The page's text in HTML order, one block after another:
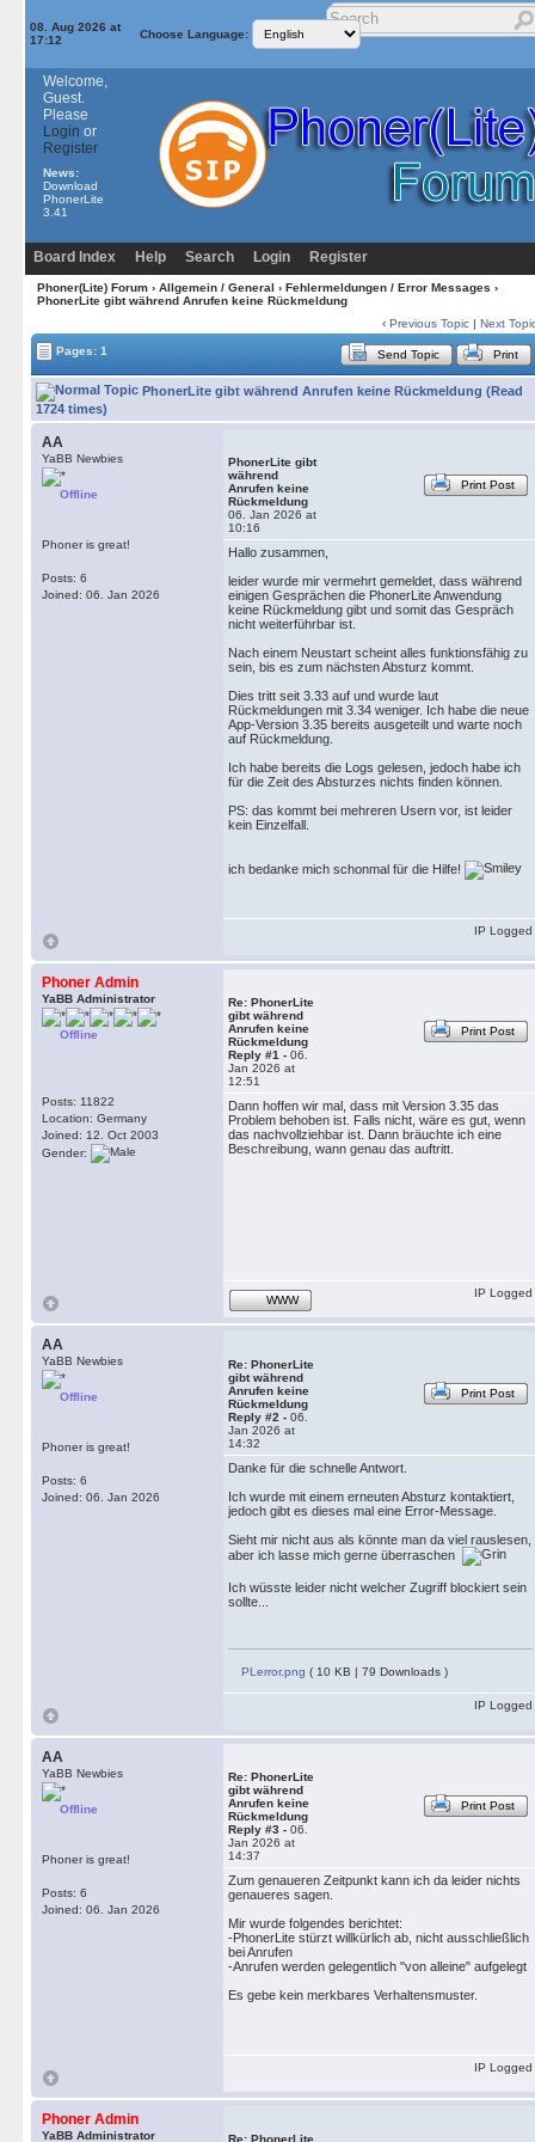
08. Aug 2026 at
17:12
Choose Language:
Welcome,
Guest.
Please
Login or
Register
News:
Download
PhonerLite
3.41
Board Index Help Search Login Register
Phoner(Lite) Forum› Allgemein / General › Fehlermeldungen / Error Messages ›
PhonerLite gibt während Anrufen keine Rückmeldung
‹ Previous Topic | Next
Pages: 1 Send Topic Print
PhonerLite gibt während Anrufen keine Rückmeldung (Read
1724 times)
AA
YaBB Newbies
Offline
Phoner is great!
Posts: 6
Joined: 06. Jan 2026
PhonerLite gibt
während
Anrufen keine
Rückmeldung
06. Jan 2026 at
10:16
Print Post
Hallo zusammen,
leider wurde mir vermehrt gemeldet, dass während
einigen Gesprächen die PhonerLite Anwendung
keine Rückmeldung gibt und somit das Gespräch
nicht weiterführbar ist.
Nach einem Neustart scheint alles funktionsfähig zu
sein, bis es zum nächsten Absturz kommt.
Dies tritt seit 3.33 auf und wurde laut
Rückmeldungen mit 3.34 weniger. Ich habe die neue
App-Version 3.35 bereits ausgeteilt und warte noch
auf Rückmeldung.
Ich habe bereits die Logs gelesen, jedoch habe ich
für die Zeit des Absturzes nichts finden können.
PS: das kommt bei mehreren Usern vor, ist leider
kein Einzelfall.
ich bedanke mich schonmal für die Hilfe!
IP Logged
Phoner Admin
YaBB Administrator
Offline
Posts: 11822
Location: Germany
Joined: 12. Oct 2003
Gender:
Re: PhonerLite
gibt während
Anrufen keine
Rückmeldung
Reply #1 - 06.
Jan 2026 at
12:51
Print Post
Dann hoffen wir mal, dass mit Version 3.35 das
Problem behoben ist. Falls nicht, wäre es gut, wenn
das nachvollziehbar ist. Dann bräuchte ich eine
Beschreibung, wann genau das auftritt.
WWW
IP Logged
AA
YaBB Newbies
Offline
Phoner is great!
Posts: 6
Joined: 06. Jan 2026
Re: PhonerLite
gibt während
Anrufen keine
Rückmeldung
Reply #2 - 06.
Jan 2026 at
14:32
Print Post
Danke für die schnelle Antwort.
Ich wurde mit einem erneuten Absturz kontaktiert,
jedoch gibt es dieses mal eine Error-Message.
Sieht mir nicht aus als könnte man da viel rauslesen,
aber ich lasse mich gerne überraschen
Ich wüsste leider nicht welcher Zugriff blockiert sein
sollte...
PLerror.png ( 10 KB | 79 Downloads )
IP Logged
AA
YaBB Newbies
Offline
Phoner is great!
Posts: 6
Joined: 06. Jan 2026
Re: PhonerLite
gibt während
Anrufen keine
Rückmeldung
Reply #3 - 06.
Jan 2026 at
14:37
Print Post
Zum genaueren Zeitpunkt kann ich da leider nichts
genaueres sagen.
Mir wurde folgendes berichtet:
-PhonerLite stürzt willkürlich ab, nicht ausschließlich
bei Anrufen
-Anrufen werden gelegentlich "von alleine" aufgelegt
Es gebe kein merkbares Verhaltensmuster.
IP Logged
Phoner Admin
YaBB Administrator Re: PhonerLite